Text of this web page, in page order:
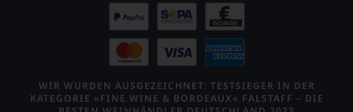
WIR WURDEN AUSGEZEICHNET: TESTSIEGER IN DER
KATEGORIE »FINE WINE & BORDEAUX« FALSTAFF – DIE